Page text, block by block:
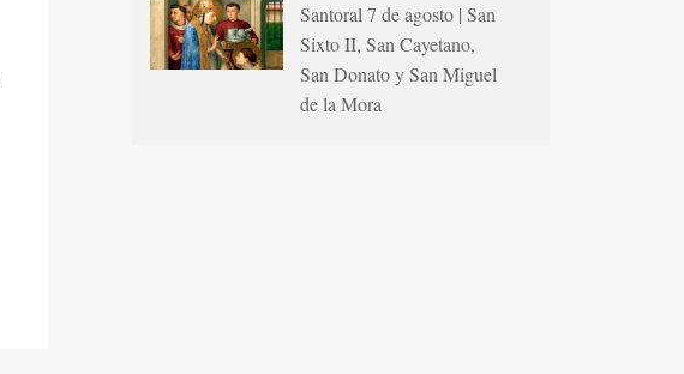
Santoral 7 de agosto | San
Sixto II, San Cayetano,
San Donato y San Miguel
de la Mora